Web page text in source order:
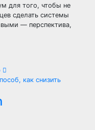
для того, чтобы не
сделать системы
— перспектива,
как снизить